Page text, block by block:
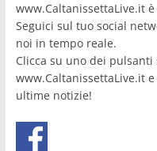
www.CaltanissettaLive.it
Seguici sul tuo social
noi in tempo reale.
Clicca su uno dei
www.CaltanissettaLive.it
ultime notizie!